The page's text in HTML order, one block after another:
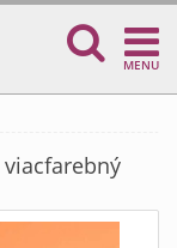
MENU